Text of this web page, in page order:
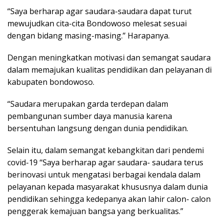
“Saya berharap agar saudara-saudara dapat turut
mewujudkan cita-cita Bondowoso melesat sesuai
dengan bidang masing-masing.” Harapanya.
Dengan meningkatkan motivasi dan semangat saudara
dalam memajukan kualitas pendidikan dan pelayanan di
kabupaten bondowoso.
“Saudara merupakan garda terdepan dalam
pembangunan sumber daya manusia karena
bersentuhan langsung dengan dunia pendidikan.
Selain itu, dalam semangat kebangkitan dari pendemi
covid-19 “Saya berharap agar saudara- saudara terus
berinovasi untuk mengatasi berbagai kendala dalam
pelayanan kepada masyarakat khususnya dalam dunia
pendidikan sehingga kedepanya akan lahir calon- calon
penggerak kemajuan bangsa yang berkualitas.”